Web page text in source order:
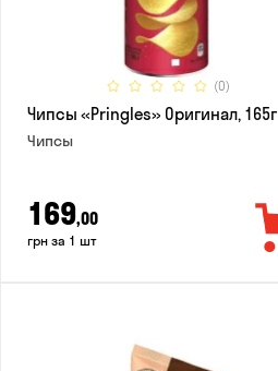
(0)
Чипсы «Pringles» Оригинал, 165г
Чипсы
169,00
грн за 1 шт